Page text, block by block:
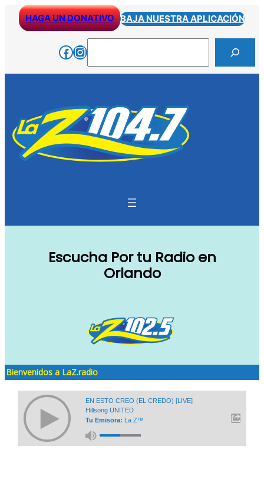
SkipHAGA UN DONATIVO BAJA NUESTRA APLICACIÓN
Facebook
Instagram
Escucha Por tu Radio en
Orlando
Bienvenidos a LaZ.radio
EN ESTO CREO (EL CREDO) [LIVE]
Hillsong UNITED
Tu Emisora: La Z™